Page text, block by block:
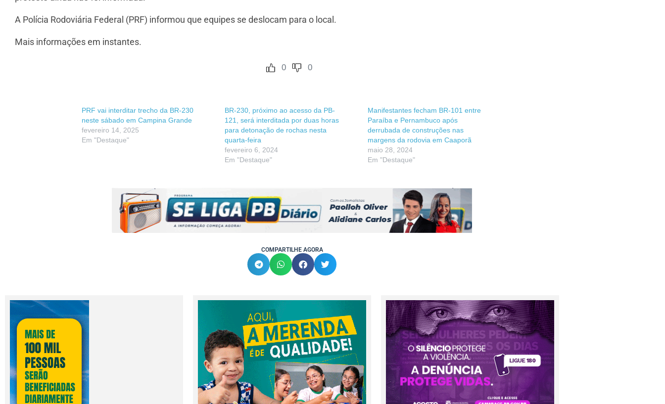
A Polícia Rodoviária Federal (PRF) informou que equipes se deslocam para o local.
Mais informações em instantes.
0 0
PRF vai interditar trecho da BR-230
neste sábado em Campina Grande
fevereiro 14, 2025
Em "Destaque"
BR-230, próximo ao acesso da PB-
121, será interditada por duas horas
para detonação de rochas nesta
quarta-feira
fevereiro 6, 2024
Em "Destaque"
Manifestantes fecham BR-101 entre
Paraíba e Pernambuco após
derrubada de construções nas
margens da rodovia em Caaporã
maio 28, 2024
Em "Destaque"
COMPARTILHE AGORA